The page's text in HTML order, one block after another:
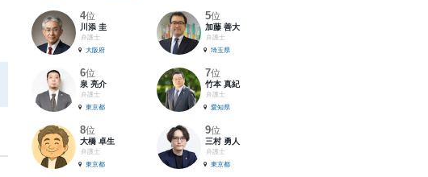
4位
川添 圭
弁護士
大阪府
5位
加藤 善大
弁護士
埼玉県
6位
泉 亮介
弁護士
東京都
7位
竹本 真紀
弁護士
愛知県
8位
大橋 卓生
弁護士
東京都
9位
三村 勇人
弁護士
東京都